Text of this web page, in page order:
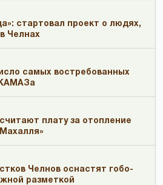
стартовал проект о людях,
Челнах
самых востребованных
КАМАЗа
плату за отопление
Челнов оснастят гобо-
разметкой